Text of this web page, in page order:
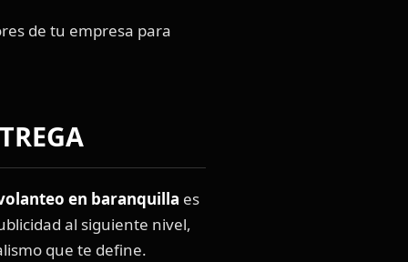
de tu empresa para
en baranquilla es
al siguiente nivel,
que te define.